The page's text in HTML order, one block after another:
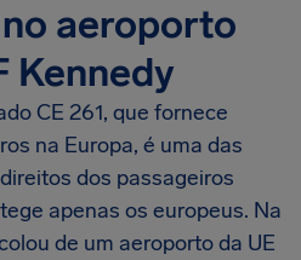
aeroporto
Kennedy
CE 261, que fornece
na Europa, é uma das
dos passageiros
apenas os europeus. Na
de um aeroporto da UE